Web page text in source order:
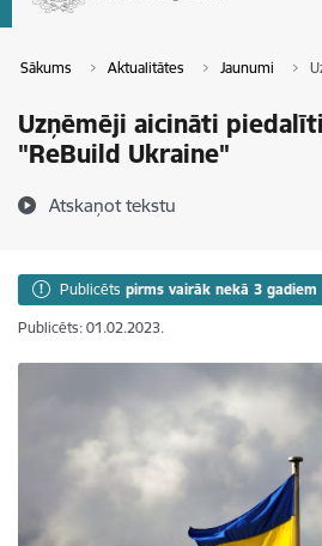
Sākums Aktualitātes Jaunumi
Uzņēmēji aicināti
"ReBuild Ukraine"
Atskaņot tekstu
Publicēts pirms vairāk nekā 3 gadiem
Publicēts: 01.02.2023.